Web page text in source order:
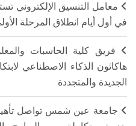
في أول أيام انطلاق المرحلة
فريق كلية الحاسبات
هاكاثون الذكاء الاصطناعي
الجديدة والمتجددة
جامعة عين شمس تواصل